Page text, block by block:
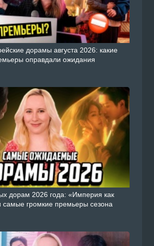
дорамы августа 2026: какие
оправдали ожидания
дорам 2026 года: «Империя как
самые громкие премьеры сезона